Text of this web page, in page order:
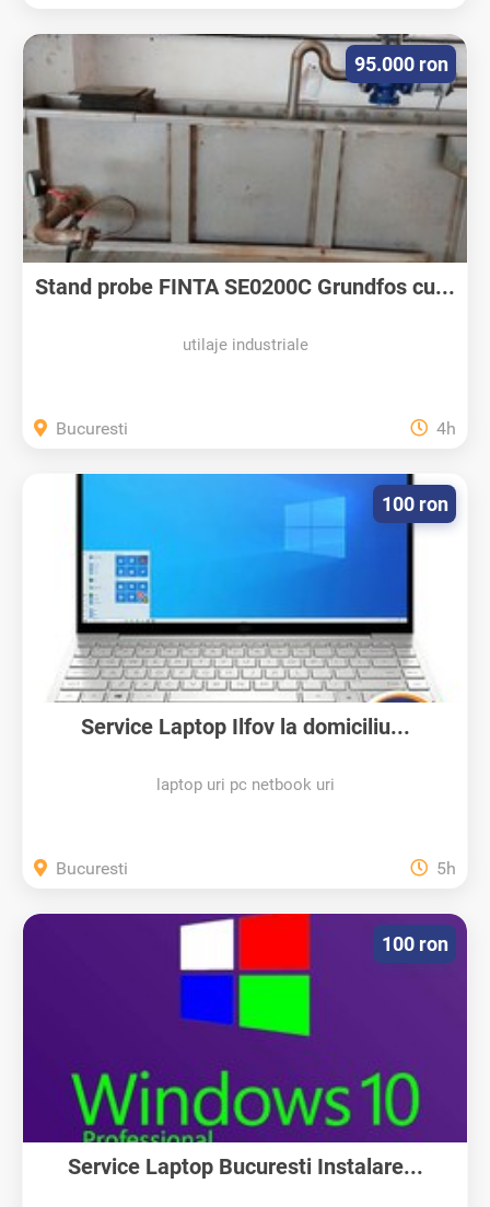
Stand probe FINTA SE0200C Grundfos cu...
utilaje industriale
95.000 ron
Bucuresti 4h
Service Laptop Ilfov la domiciliu...
laptop uri pc netbook uri
100 ron
Bucuresti 5h
Service Laptop Bucuresti Instalare...
100 ron